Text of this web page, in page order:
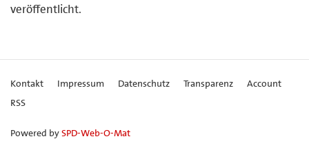
veröffentlicht.
Kontakt Impressum Datenschutz Transparenz
Account
RSS
Powered bySPD-Web-O-Mat